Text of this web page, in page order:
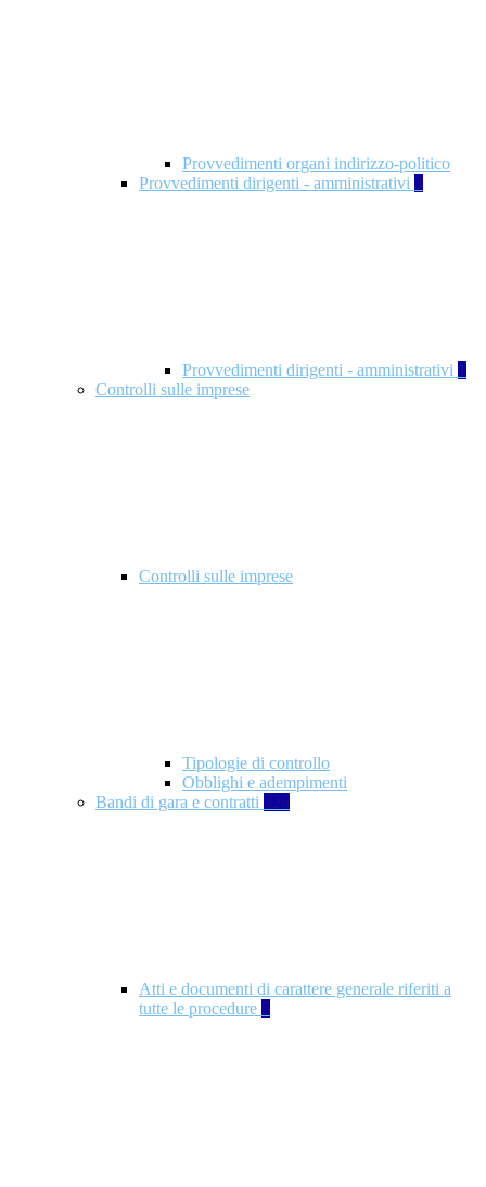
Provvedimenti organi indirizzo-politico
Provvedimenti dirigenti - amministrativi 3
Provvedimenti dirigenti - amministrativi 1
Controlli sulle imprese
Controlli sulle imprese
Tipologie di controllo
Obblighi e adempimenti
Bandi di gara e contratti 326
Atti e documenti di carattere generale riferiti a
tutte le procedure 5